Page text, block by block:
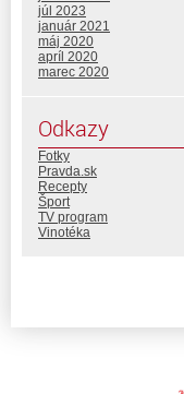
júl 2023
január 2021
máj 2020
apríl 2020
marec 2020
Odkazy
Fotky
Pravda.sk
Recepty
Šport
TV program
Vinotéka